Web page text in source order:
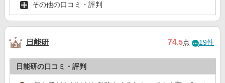
その他の口コミ・評判
日能研 74.5点 19件
日能研の口コミ・評判